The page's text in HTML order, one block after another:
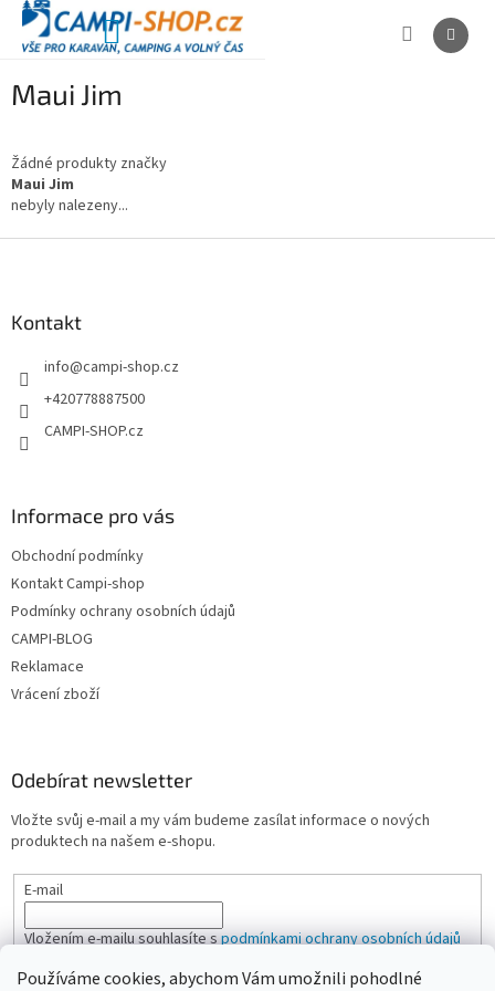
Používáme cookies, abychom Vám umožnili pohodlné
Přejít
obsah
NÁKUPNÍ
Maui Jim
Žádné produkty značky
Maui Jim
nebyly nalezeny...
Kontakt
info@campi-shop.cz
+420778887500
CAMPI-SHOP.cz
Informace pro vás
Obchodní podmínky
Kontakt Campi-shop
Podmínky ochrany osobních údajů
CAMPI-BLOG
Reklamace
Vrácení zboží
Odebírat newsletter
Vložte svůj e-mail a my vám budeme zasílat informace o nových
produktech na našem e-shopu.
E-mail
Vložením e-mailu souhlasíte spodmínkami ochrany osobních údajů